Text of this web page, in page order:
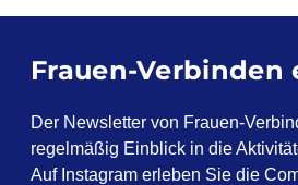
Frauen-Verbinden
Der Newsletter von Frauen-
regelmäßig Einblick in die
Auf Instagram erleben Sie die